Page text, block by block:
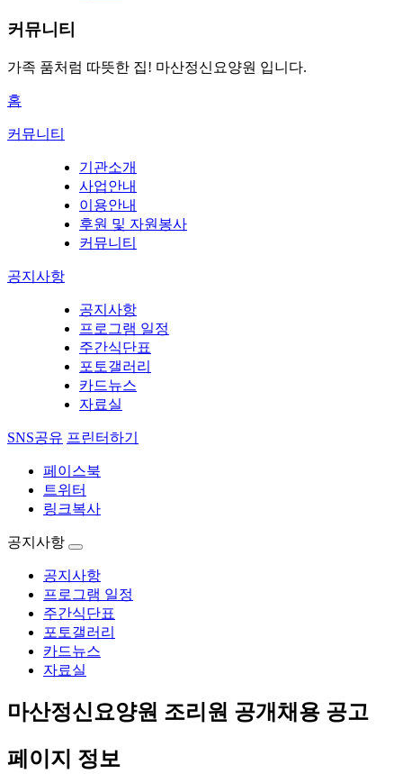
커뮤니티
가족 품처럼 따뜻한 집! 마산정신요양원 입니다.
홈
커뮤니티
기관소개
사업안내
이용안내
후원 및 자원봉사
커뮤니티
공지사항
공지사항
프로그램 일정
주간식단표
포토갤러리
카드뉴스
자료실
SNS공유 프린터하기
페이스북
트위터
링크복사
공지사항
공지사항
프로그램 일정
주간식단표
포토갤러리
카드뉴스
자료실
마산정신요양원 조리원 공개채용 공고
페이지 정보